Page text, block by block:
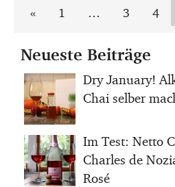
« 1 … 3 4
Neueste Beiträge
Dry January!
Chai selber
Im Test: Netto
Charles de
Rosé